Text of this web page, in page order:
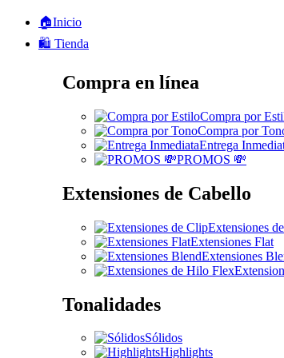
🏠Inicio
🛍️ Tienda
Compra en línea
Compra por
Compra por
Entrega
PROMOS 💸
Extensiones de Cabello
Extensiones
Extensiones Flat
Extensiones
Tonalidades
Sólidos
Highlights